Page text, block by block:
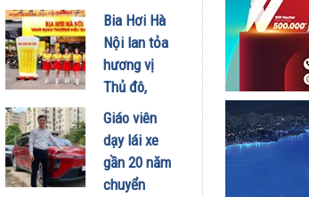
sinh thái
tại Vũng
Áng
29/07/2026
khai thực
hiện Nghị
quyết Hội
nghị Trung
29/07/2026
Bia Hơi Hà
Nội lan tỏa
hương vị
Thủ đô,
khuấy động
mùa hè tại
TP. Hồ Chí
Minh
Giáo viên
dạy lái xe
gần 20 năm
chuyển